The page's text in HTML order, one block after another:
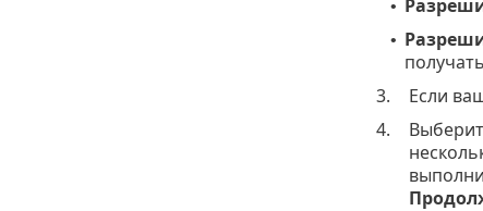
•
•
3.
Если
4.